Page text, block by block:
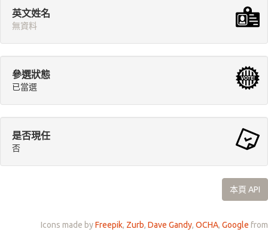
英文姓名
無資料
參選狀態
已當選
是否現任
否
本頁 API
Icons made byFreepik, Zurb, Dave Gandy, OCHA, Google from